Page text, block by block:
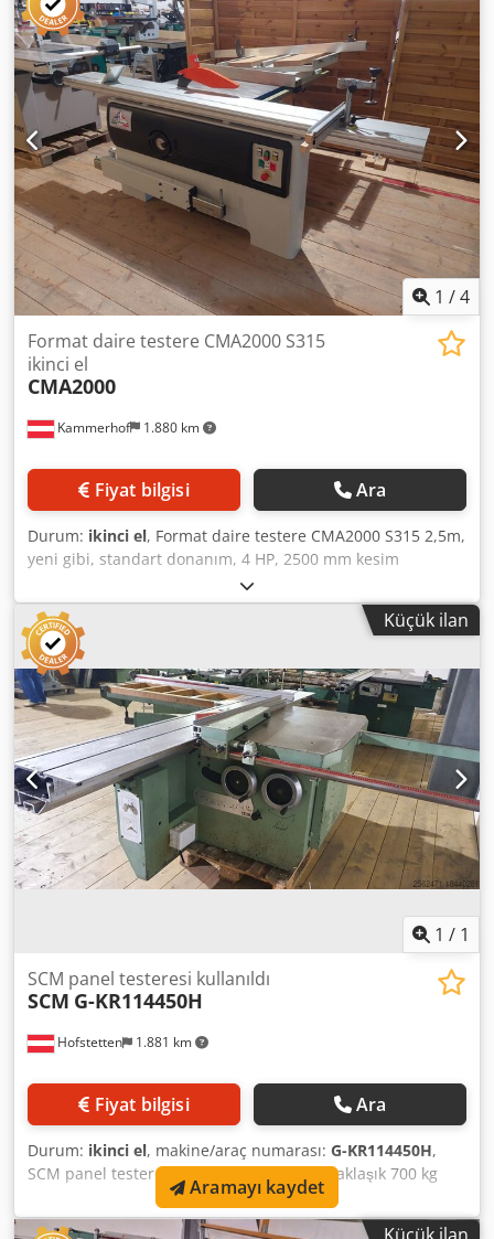
1 /4
Kammerhof 1.880 km
Format daire testere CMA2000 S315
ikinci el
CMA2000
Fiyat bilgisi Ara
Durum: ikinci el, Format daire testere CMA2000 S315 2,5m,
yeni gibi, standart donanım, 4 HP, 2500 mm kesim
uzunluğu, yaklaşık 400 kg Crsdpjwzziisfx Aqljf Fiyat
değişiklikleri, hata ve baskı hatası yapma hakkı saklıdır.
Küçük ilan
1 / 1
Hofstetten 1.881 km
SCM panel testeresi kullanıldı
SCM G-KR114450H
Fiyat bilgisi Ara
Durum: ikinci el, makine/araç numarası: G-KR114450H,
SCM panel testere, iyi durumda, 5,5 kW, yaklaşık 700 kg
Fiyat değişiklikleri saklıdır, hatalar, baskı ve dizgi hataları
saklıdır Crodpfx Aevw Ec Hsqlsf
Aramayı kaydet